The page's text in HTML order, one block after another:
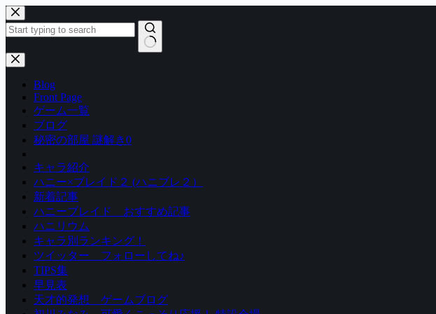
コ
ン
テ
ン
ツ
結
Blog
Front Page
ゲーム一覧
ブログ
秘密の部屋 謎解き0
キャラ紹介
ハニー×ブレイド２ (ハニブレ２）
新着記事
ハニーブレイド おすすめ記事
ハニリウム
キャラ別ランキング！
ツイッター フォローしてね♪
TIPS集
早見表
天才的発想 ゲームブログ